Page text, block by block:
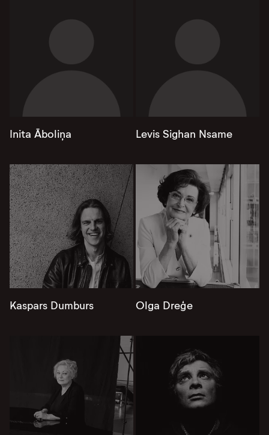
Inita Āboliņa Levis Sighan Nsame
Kaspars Dumburs Olga Dreģe